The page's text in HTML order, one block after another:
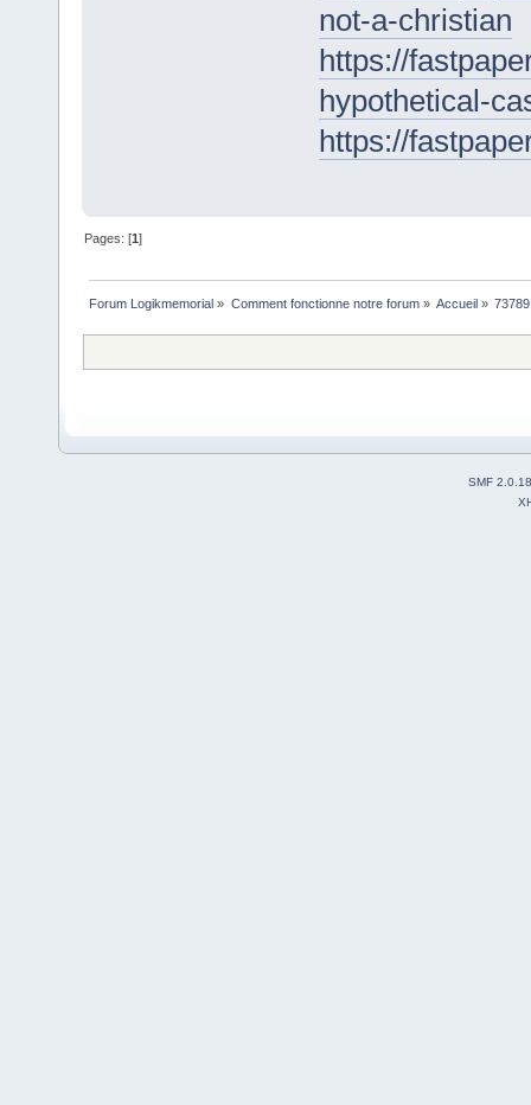
not-a-christian
https://
hypothetical-
https://
Pages: [1]
Forum Logikmemorial » Comment fonctionne notre forum» Accueil »
SMF 2.0.18